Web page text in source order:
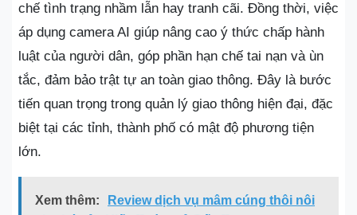
chế tình trạng nhầm lẫn hay tranh cãi. Đồng thời, việc
áp dụng camera AI giúp nâng cao ý thức chấp hành
luật của người dân, góp phần hạn chế tai nạn và ùn
tắc, đảm bảo trật tự an toàn giao thông. Đây là bước
tiến quan trọng trong quản lý giao thông hiện đại, đặc
biệt tại các tỉnh, thành phố có mật độ phương tiện
lớn.
Xem thêm:
Review dịch vụ mâm cúng thôi nôi